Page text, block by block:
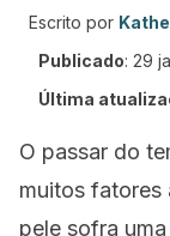
Escrito por
Publicado: 29
Última
O passar do
muitos fatores
pele sofra